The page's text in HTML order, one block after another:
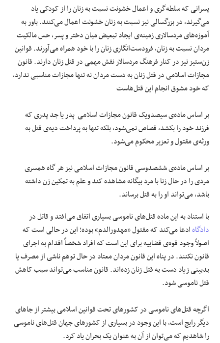
پسرانی که سلطه‌گری و اعمال خشونت نسبت به زنان را از کودکی یاد
می‌گیرند، در بزرگسالی نیز نسبت به زنان خشونت اعمال می‌کنند. باور به
آموزه‌های مردسالاری زمینه‌ی ایجاد تبعیض میان دختر و پسر، حس مالکیت
مردان نسبت به زنان، فرودست‌انگاری زنان را با خود همراه می‌آورند. قوانین
زن‌ستیز نیز در کنار فرهنگ مردسالار نقش مهمی در قتل زنان دارند. قانون
مجازات اسلامی در قتل زنان به دست مردان نه تنها مجازات مناسبی ندارد،
که خود مشوق انجام این قتل‌هاست
بر اساس ماده‌ی سیصدویک قانون مجازات اسلامی پدر یا جد پدری که
فرزند خود را بکشد، قصاص نمی‌شود، بلکه تنها به پرداخت دیه‌ی قتل به
ورثه‌ی مقتول و تعزیر محکوم می‌شود.
بر اساس ماده‌ی ششصدوسی قانون مجازات اسلامی نیز هر گاه همسری
مردی را در حال زنا با مرد بیگانه مشاهده کند و علم به تمکین زن داشته
باشد، می‌تواند او را به قتل برساند.
با استناد به این ماده قتل‌های ناموسی بسیاری اتفاق می‌افتد و قاتل در
دادگاهادعا می‌کند که مقتول «مهدورالدم» بوده؛ این در حالی است که
اصولاً وجود قوه‌ی قضاییه برای این است که افراد شخصاً اقدام به اجرای
قانون نکنند. در پناه این قانون مردان معتاد در حال توهم ناشی از مصرف یا
بدبینی زیاد دست به قتل زنان زده‌اند. قانون مناسب می‌تواند سبب کاهش
قتل ناموسی شود.
اگرچه قتل‌های ناموسی در کشورهای تحت قوانین اسلامی بیشتر از جاهای
دیگر رایج است، با این وجود در بسیاری از کشورهای جهان قتل‌های ناموسی
را شاهدیم که می‌توان از آن به عنوان یک بحران یاد کرد.